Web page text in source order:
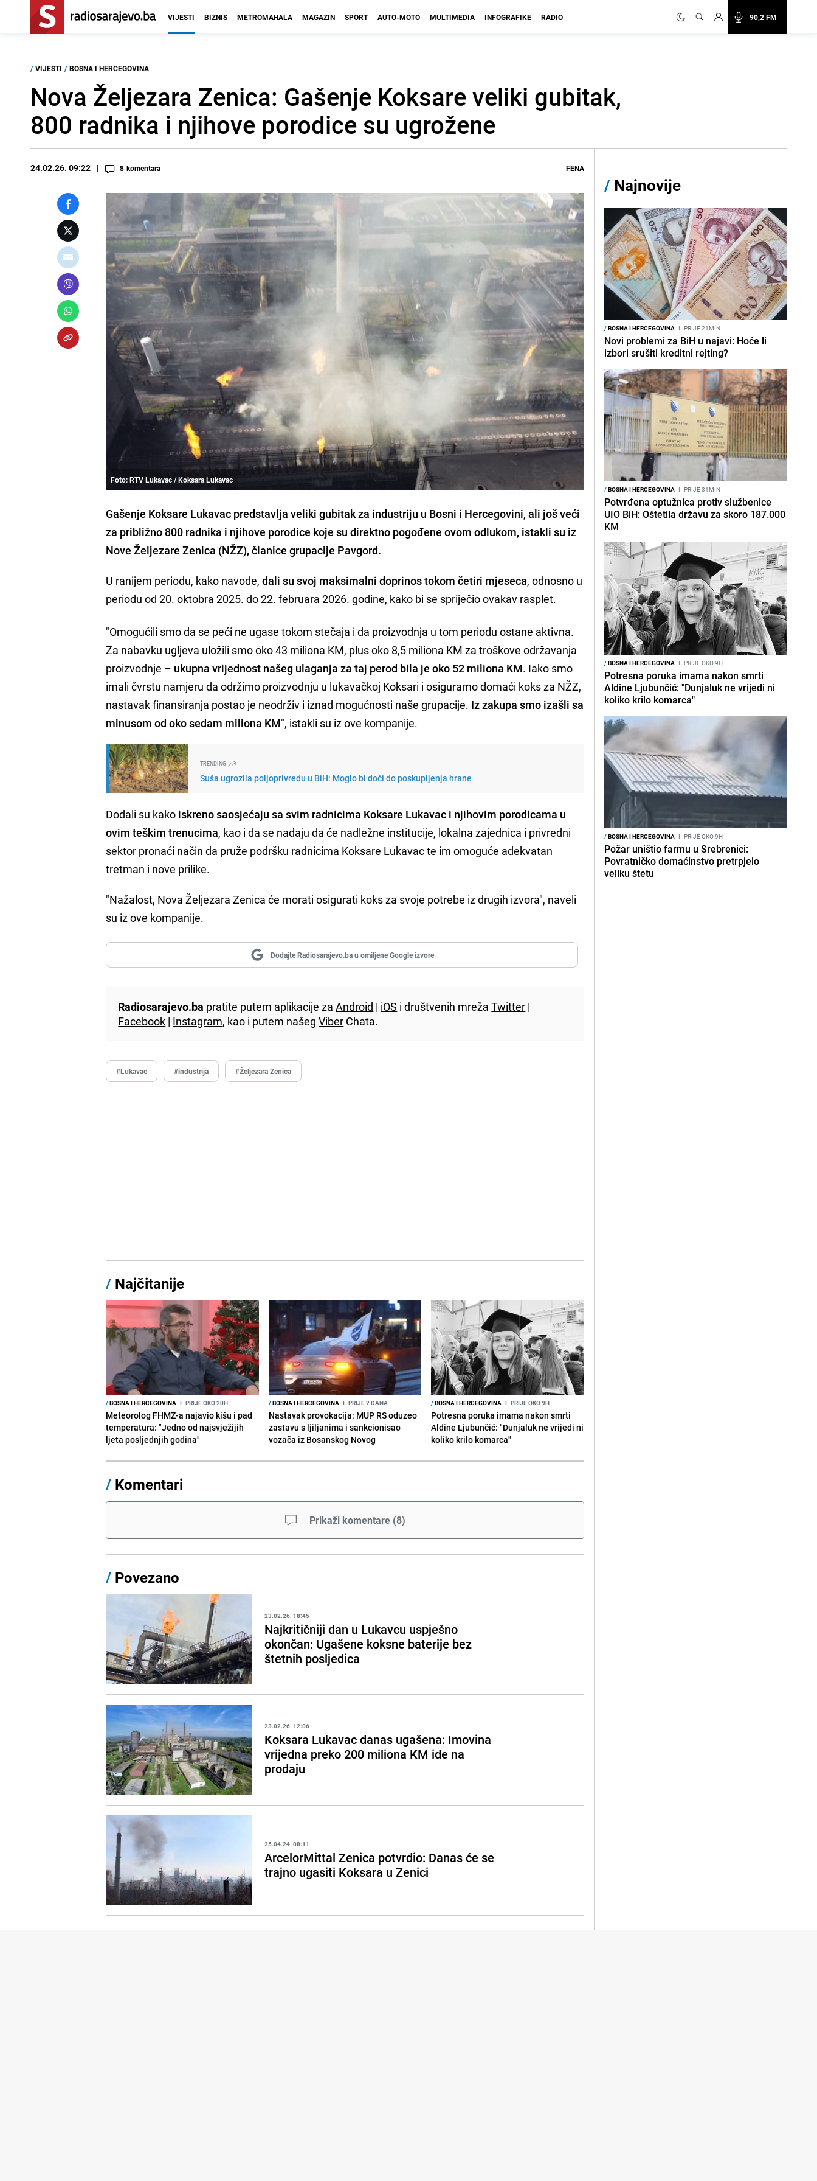
90,2 FM
VIJESTI BIZNIS METROMAHALA MAGAZIN SPORT AUTO-MOTO MULTIMEDIA INFOGRAFIKE RADIO
/ VIJESTI / BOSNA I HERCEGOVINA
Nova Željezara Zenica: Gašenje Koksare veliki gubitak,
800 radnika i njihove porodice su ugrožene
24.02.26. 09:22 8 komentara FENA
Foto: RTV Lukavac / Koksara Lukavac
Gašenje Koksare Lukavac predstavlja veliki gubitak za industriju u Bosni i Hercegovini, ali još veći
za približno 800 radnika i njihove porodice koje su direktno pogođene ovom odlukom, istakli su iz
Nove Željezare Zenica (NŽZ), članice grupacije Pavgord.
U ranijem periodu, kako navode, dali su svoj maksimalni doprinos tokom četiri mjeseca, odnosno u
periodu od 20. oktobra 2025. do 22. februara 2026. godine, kako bi se spriječio ovakav rasplet.
"Omogućili smo da se peći ne ugase tokom stečaja i da proizvodnja u tom periodu ostane aktivna.
Za nabavku ugljeva uložili smo oko 43 miliona KM, plus oko 8,5 miliona KM za troškove održavanja
proizvodnje – ukupna vrijednost našeg ulaganja za taj perod bila je oko 52 miliona KM. Iako smo
imali čvrstu namjeru da održimo proizvodnju u lukavačkoj Koksari i osiguramo domaći koks za NŽZ,
nastavak finansiranja postao je neodrživ i iznad mogućnosti naše grupacije. Iz zakupa smo izašli sa
minusom od oko sedam miliona KM", istakli su iz ove kompanije.
TRENDING
Suša ugrozila poljoprivredu u BiH: Moglo bi doći do poskupljenja hrane
Dodali su kako iskreno saosjećaju sa svim radnicima Koksare Lukavac i njihovim porodicama u
ovim teškim trenucima, kao i da se nadaju da će nadležne institucije, lokalna zajednica i privredni
sektor pronaći način da pruže podršku radnicima Koksare Lukavac te im omoguće adekvatan
tretman i nove prilike.
"Nažalost, Nova Željezara Zenica će morati osigurati koks za svoje potrebe iz drugih izvora", naveli
su iz ove kompanije.
Dodajte Radiosarajevo.ba u omiljene Google izvore
Radiosarajevo.ba pratite putem aplikacije zaAndroid | iOS i društvenih mrežaTwitter |
Facebook | Instagram, kao i putem našegViber Chata.
#Lukavac #industrija #Željezara Zenica
/ Najčitanije
/BOSNA I HERCEGOVINA I PRIJE OKO 20H
Meteorolog FHMZ-a najavio kišu i pad
temperatura: "Jedno od najsvježijih
ljeta posljednjih godina"
/BOSNA I HERCEGOVINA I PRIJE 2 DANA
Nastavak provokacija: MUP RS oduzeo
zastavu s ljiljanima i sankcionisao
vozača iz Bosanskog Novog
/BOSNA I HERCEGOVINA I PRIJE OKO 9H
Potresna poruka imama nakon smrti
Aldine Ljubunčić: "Dunjaluk ne vrijedi ni
koliko krilo komarca"
/ Komentari
Prikaži komentare (8)
/ Povezano
23.02.26. 18:45
Najkritičniji dan u Lukavcu uspješno
okončan: Ugašene koksne baterije bez
štetnih posljedica
23.02.26. 12:06
Koksara Lukavac danas ugašena: Imovina
vrijedna preko 200 miliona KM ide na
prodaju
25.04.24. 08:11
ArcelorMittal Zenica potvrdio: Danas će se
trajno ugasiti Koksara u Zenici
/ Najnovije
/BOSNA I HERCEGOVINA I PRIJE 21MIN
Novi problemi za BiH u najavi: Hoće li
izbori srušiti kreditni rejting?
/BOSNA I HERCEGOVINA I PRIJE 31MIN
Potvrđena optužnica protiv službenice
UIO BiH: Oštetila državu za skoro 187.000
KM
/BOSNA I HERCEGOVINA I PRIJE OKO 9H
Potresna poruka imama nakon smrti
Aldine Ljubunčić: "Dunjaluk ne vrijedi ni
koliko krilo komarca"
/BOSNA I HERCEGOVINA I PRIJE OKO 9H
Požar uništio farmu u Srebrenici:
Povratničko domaćinstvo pretrpjelo
veliku štetu